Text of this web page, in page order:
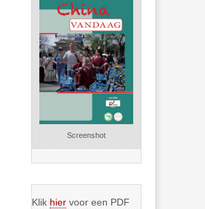
Screenshot
Klik hier voor een PDF